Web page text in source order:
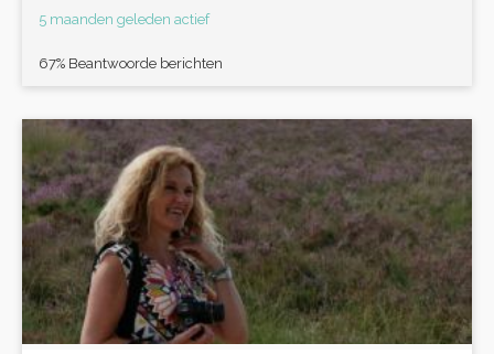
5 maanden geleden actief
67% Beantwoorde berichten